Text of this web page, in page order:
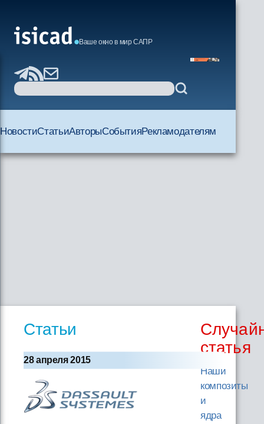
Ваше окно в мир САПР
НовостиСтатьиАвторыСобытияРекламодателям
Статьи
28 апреля 2015
статья
Наши
композиты
и
ядра